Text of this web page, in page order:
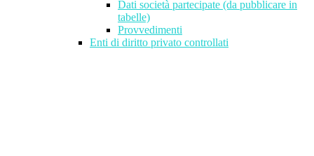
Dati società partecipate (da pubblicare in
tabelle)
Provvedimenti
Enti di diritto privato controllati